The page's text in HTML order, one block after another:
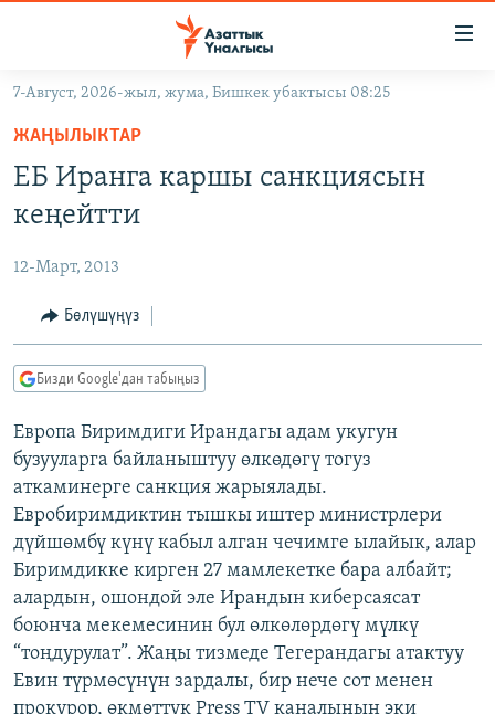
Навигацияга
өтүңүз
Издөөгө
салыңызКЫРГЫЗСТАН
ЭКОНОМИКА
МАДАНИЯТ
ДҮЙНӨ
БОРБОР АЗИЯ
АТАЙЫН ИЛИКТӨӨ
ТВ ПРОГРАММАЛАР
ЭКСПЕРТТЕР ТАЛДАЙТ
БИЗ ЖАНА ДҮЙНӨ
ДАНИСТЕ
ЭЖЕ-СИҢДИЛЕР
АЗАТТЫК+
ЫҢГАЙСЫЗ СУРООЛОР
ӨЗГӨЧӨ ПИКИР
Русский
ОНЛАЙН ШЕРИНЕ
ЭЕ/АРнун бардык сайттары
7-Август, 2026-жыл, жума, Бишкек убактысы 08:25
ЖАҢЫЛЫКТАР
ЕБ Иранга каршы санкциясын
кеңейтти
12-Март, 2013
Бөлүшүңүз
Бизди Google'дан табыңыз
Европа Биримдиги Ирандагы адам укугун
бузууларга байланыштуу өлкөдөгү тогуз
аткаминерге санкция жарыялады.
Евробиримдиктин тышкы иштер министрлери
дүйшөмбү күнү кабыл алган чечимге ылайык, алар
Биримдикке кирген 27 мамлекетке бара албайт;
алардын, ошондой эле Ирандын киберсаясат
боюнча мекемесинин бул өлкөлөрдөгү мүлкү
“тоңдурулат”. Жаңы тизмеде Тегерандагы атактуу
Евин түрмөсүнүн зардалы, бир нече сот менен
прокурор, өкмөттүк Press TV каналынын эки